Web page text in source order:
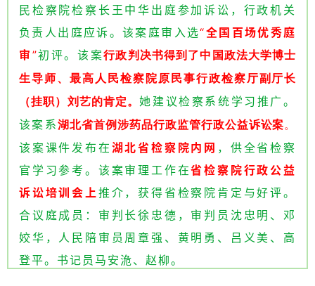
民检察院检察长王中华 出庭参加诉讼 ，行政机关
负责人出庭应诉。该案庭审入选“全国百场优秀庭
审 ”初评。该案行政判决书得到了中国政法大学博士
生导师、最高人民检察院原民事行政检察厅副厅长
（挂职）刘艺的肯定。她建议检察系统学习推广。
该案系湖北省首例涉药品行政监管行政公益诉讼案。
该案课件发布在 湖北省检察院内网 ，供全省检察
官学习参考。该案审理工作在省检察院行政公益
诉讼培训会上推介，获得省检察院肯定与好评。
合议庭成员：审判长徐忠德，审判员沈忠明、邓
姣华，人民陪审员周章强、黄明勇、吕义美、高
登平。书记员马安洈、赵柳。